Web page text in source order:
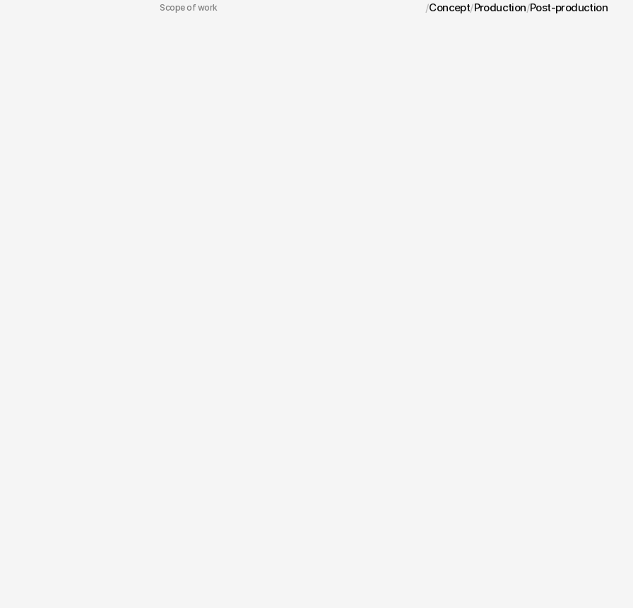
Scope of work /Concept/Production/Post-production